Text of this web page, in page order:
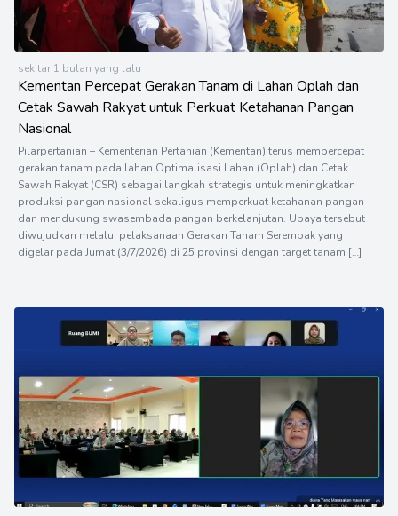
sekitar 1 bulan yang lalu
Kementan Percepat Gerakan Tanam di Lahan Oplah dan
Cetak Sawah Rakyat untuk Perkuat Ketahanan Pangan
Nasional
Pilarpertanian – Kementerian Pertanian (Kementan) terus mempercepat
gerakan tanam pada lahan Optimalisasi Lahan (Oplah) dan Cetak
Sawah Rakyat (CSR) sebagai langkah strategis untuk meningkatkan
produksi pangan nasional sekaligus memperkuat ketahanan pangan
dan mendukung swasembada pangan berkelanjutan. Upaya tersebut
diwujudkan melalui pelaksanaan Gerakan Tanam Serempak yang
digelar pada Jumat (3/7/2026) di 25 provinsi dengan target tanam […]